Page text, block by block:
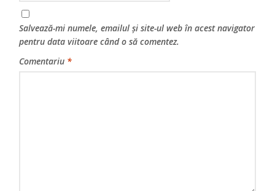
Salvează-mi numele, emailul și site-ul web în acest navigator
pentru data viitoare când o să comentez.
Comentariu *